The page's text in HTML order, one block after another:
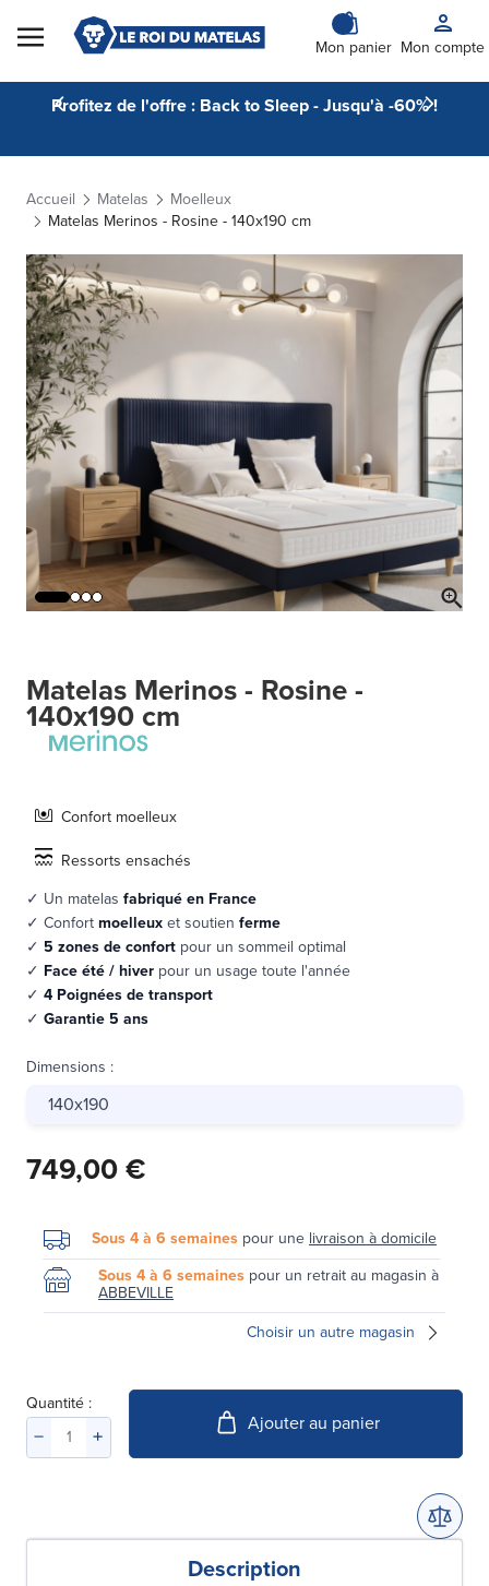
Skip to Content
Mon panier Mon compte
Profitez de l'offre : Back to Sleep - Jusqu'à -60% !
Accueil Matelas
Moelleux
Matelas Merinos - Rosine - 140x190 cm
Matelas Merinos - Rosine -
140x190 cm
Confort moelleux
Ressorts ensachés
✓ Un matelas fabriqué en France
✓ Confortmoelleuxet soutien ferme
✓ 5 zones de confort pour un sommeil optimal
✓ Face été / hiver pour un usage toute l'année
✓ 4 Poignées de transport
✓ Garantie 5 ans
Dimensions :
140x190
749,00 €
Sous 4 à 6 semaines pour une livraison à domicile
Sous 4 à 6 semaines pour un retrait au magasin à
ABBEVILLE
Choisir un autre magasin
Quantité :
Ajouter au panier
Description